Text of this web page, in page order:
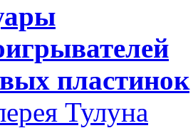
пластинок
Тулуна